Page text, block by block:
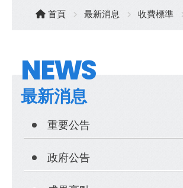
首頁 最新消息 收費標準
NEWS
最新消息
重要公告
政府公告